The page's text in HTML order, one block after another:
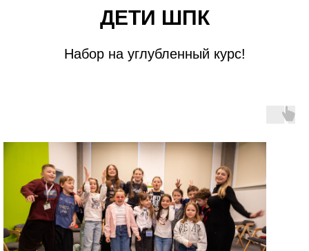
ДЕТИ ШПК
Набор на углубленный курс!